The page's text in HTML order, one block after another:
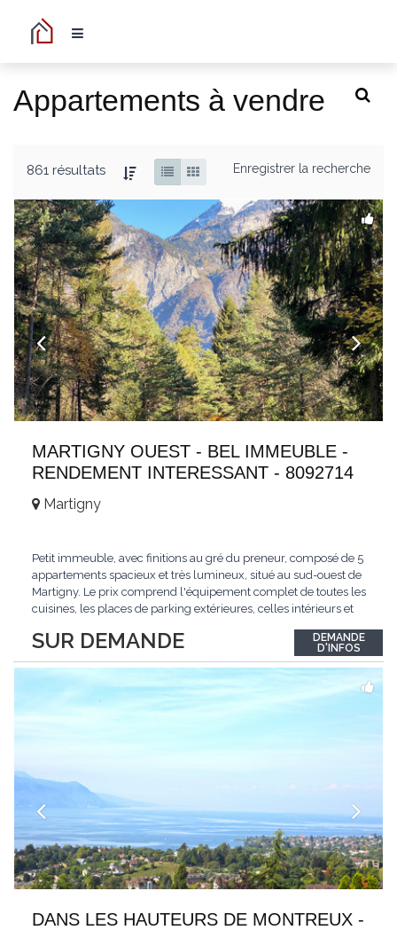
Appartements à vendre
861 résultats Enregistrer la recherche
MARTIGNY OUEST - BEL IMMEUBLE -
RENDEMENT INTERESSANT - 8092714
SUR DEMANDE
Martigny
Petit immeuble, avec finitions au gré du preneur, composé de 5
appartements spacieux et très lumineux, situé au sud-ouest de
Martigny. Le prix comprend l'équipement complet de toutes les
cuisines, les places de parking extérieures, celles intérieurs et
opportunité exclusive avec un rendement intéressant. Plus
d'informations...
DEMANDE
D'INFOS
DANS LES HAUTEURS DE MONTREUX -